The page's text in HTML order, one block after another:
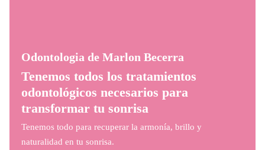
Odontologia de Marlon Becerra
Tenemos todos los tratamientos
odontológicos necesarios para
transformar tu sonrisa
Tenemos todo para recuperar la armonía, brillo y
naturalidad en tu sonrisa.